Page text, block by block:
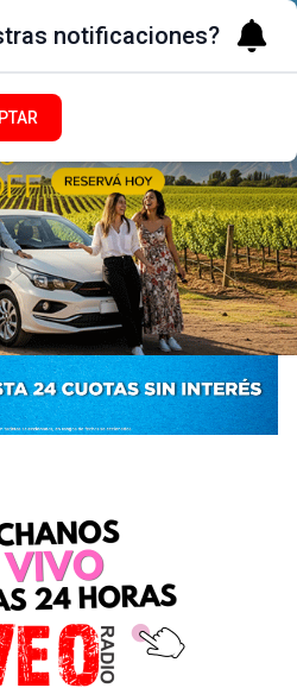
notificaciones?